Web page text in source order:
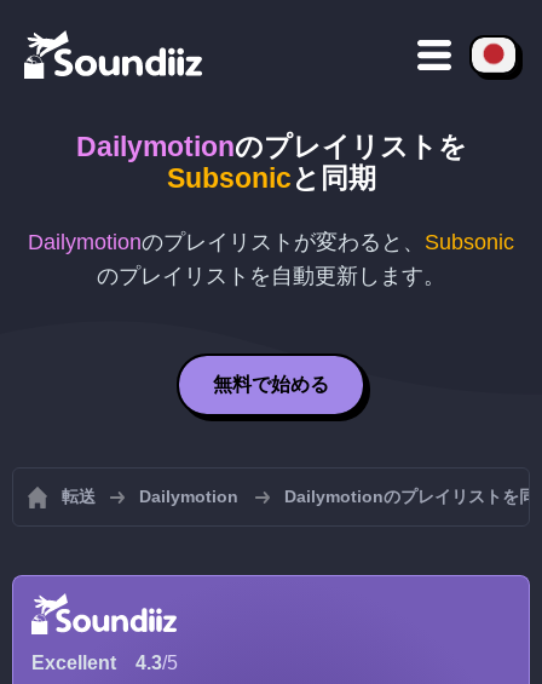
Dailymotionのプレイリストを
Subsonicと同期
Dailymotionのプレイリストが変わると、 Subsonic
のプレイリストを自動更新します。
無料で始める
転送 Dailymotion Dailymotionのプレイリストを同
Excellent 4.3/5